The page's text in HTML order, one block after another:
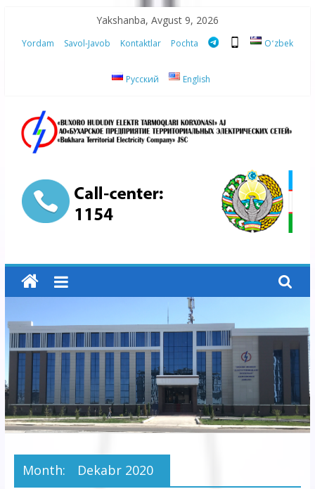
content
Yakshanba, Avgust 9, 2026
Yordam Savol-Javob Kontaktlar Pochta Oʻzbek
Русский English
“Buxoro
hududiy
elektr
tarmoqlari
korxonasi”
AJ
“Buxoro
hududiy
korxonasi”
Month: Dekabr 2020